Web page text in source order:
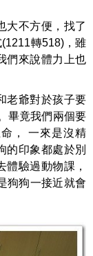
大不方便，找了
轉518)，雖
們來說體力上也
老爺對於孩子要
畢竟我們兩個要
， 一來是沒精
的印象都處於別
體驗過動物課，
狗狗一接近就會